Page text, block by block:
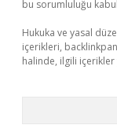
bu sorumluluğu
Hukuka ve yasal
içerikleri,
halinde, ilgili içerikler